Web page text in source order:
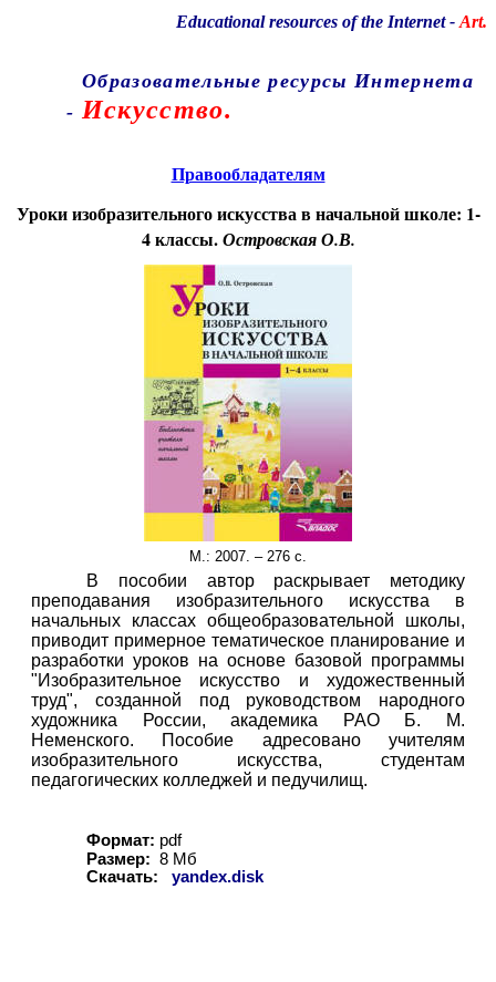
Educational resources of the Internet- Art.
Образовательные ресурсы Интернета
- Искусство.
Правообладателям
Уроки изобразительного искусства в начальной школе: 1-
4 классы.Островская О.В.
М.: 2007. – 276 с.
В пособии автор раскрывает методику
преподавания изобразительного искусства в
начальных классах общеобразовательной школы,
приводит примерное тематическое планирование и
разработки уроков на основе базовой программы
"Изобразительное искусство и художественный
труд", созданной под руководством народного
художника России, академика РАО Б. М.
Неменского. Пособие адресовано учителям
изобразительного искусства, студентам
педагогических колледжей и педучилищ.
Формат: pdf
Размер: 8 Мб
Скачать:
yandex.disk